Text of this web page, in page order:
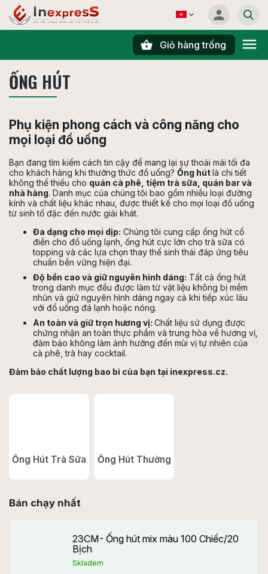
Giỏ hàng trống
ỐNG HÚT
Phụ kiện phong cách và công năng cho
mọi loại đồ uống
Bạn đang tìm kiếm cách tin cậy để mang lại sự thoải mái tối đa
cho khách hàng khi thưởng thức đồ uống? Ống hútlà chi tiết
không thể thiếu cho quán cà phê, tiệm trà sữa, quán bar và
nhà hàng. Danh mục của chúng tôi bao gồm nhiều loại đường
kính và chất liệu khác nhau, được thiết kế cho mọi loại đồ uống
từ sinh tố đặc đến nước giải khát.
Đa dạng cho mọi dịp: Chúng tôi cung cấp ống hút cổ
điển cho đồ uống lạnh, ống hút cực lớn cho trà sữa có
topping và các lựa chọn thay thế sinh thái đáp ứng tiêu
chuẩn bền vững hiện đại.
Độ bền cao và giữ nguyên hình dáng: Tất cả ống hút
trong danh mục đều được làm từ vật liệu không bị mềm
nhũn và giữ nguyên hình dáng ngay cả khi tiếp xúc lâu
với đồ uống đá lạnh hoặc nóng.
An toàn và giữ trọn hương vị: Chất liệu sử dụng được
chứng nhận an toàn thực phẩm và trung hòa về hương vị,
đảm bảo không làm ảnh hưởng đến mùi vị tự nhiên của
cà phê, trà hay cocktail.
Đảm bảo chất lượng bao bì của bạn tại inexpress.cz.
Ống Hút Trà Sữa Ống Hút Thường
Bán chạy nhất
23CM- Ống hút mix màu 100 Chiếc/20
Bịch
Skladem